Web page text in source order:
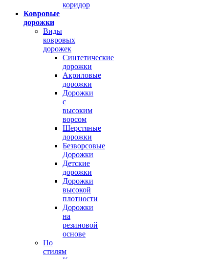
коридор
Ковровые
дорожки
Виды
ковровых
дорожек
Синтетические
дорожки
Акриловые
дорожки
Дорожки
с
высоким
ворсом
Шерстяные
дорожки
Безворсовые
Дорожки
Детские
дорожки
Дорожки
высокой
плотности
Дорожки
на
резиновой
основе
По
стилям